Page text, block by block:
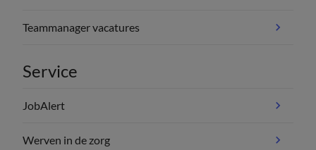
Teammanager vacatures
Service
JobAlert
Werven in de zorg